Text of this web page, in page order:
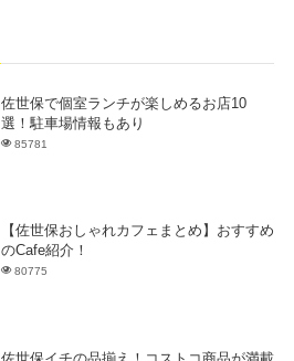
佐世保で個室ランチが楽しめるお店10
選！駐車場情報もあり
85781
【佐世保おしゃれカフェまとめ】おすすめ
のCafe紹介！
80775